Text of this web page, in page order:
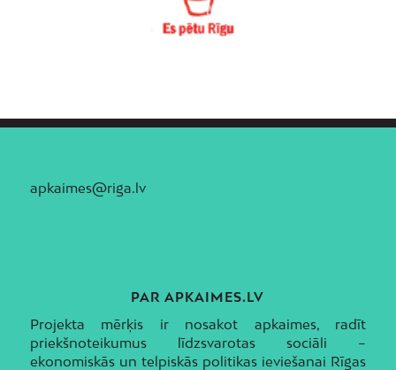
apkaimes@riga.lv
PAR APKAIMES.LV
Projekta mērķis ir nosakot apkaimes, radīt
priekšnoteikumus līdzsvarotas sociāli –
ekonomiskās un telpiskās politikas ieviešanai Rīgas